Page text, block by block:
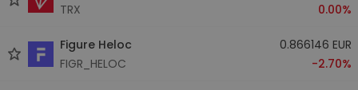
TRX
0.00%
Figure Heloc
FIGR_HELOC
0.866146 EUR
-2.70%